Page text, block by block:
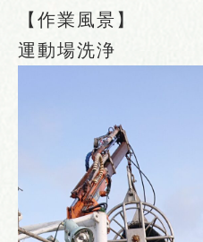
【作業風景】
運動場洗浄